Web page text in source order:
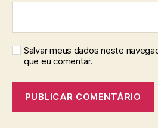
Salvar meus dados neste
que eu comentar.